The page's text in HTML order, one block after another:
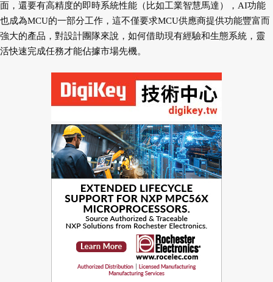
面，還要有高精度的即時系統性能（比如工業智慧馬達），AI功能
也成為MCU的一部分工作，這不僅要求MCU供應商提供功能豐富而
強大的產品，對設計團隊來說，如何借助現有經驗和生態系統，靈
活快速完成任務才能佔據市場先機。